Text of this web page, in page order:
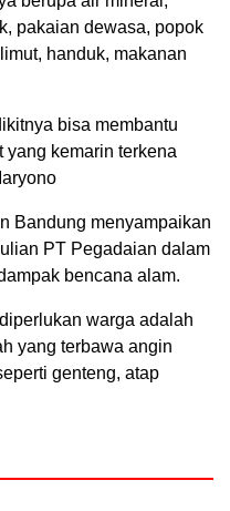
pakaian dewasa, popok
handuk, makanan
bisa membantu
yang kemarin terkena
Bandung menyampaikan
PT Pegadaian dalam
bencana alam.
warga adalah
yang terbawa angin
genteng, atap